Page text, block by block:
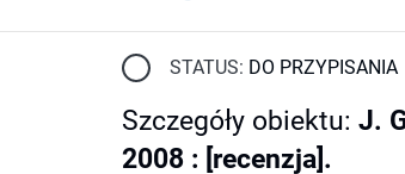
STATUS: DO PRZYPISANIA
Szczegóły obiektu: J.
2008 : [recenzja].